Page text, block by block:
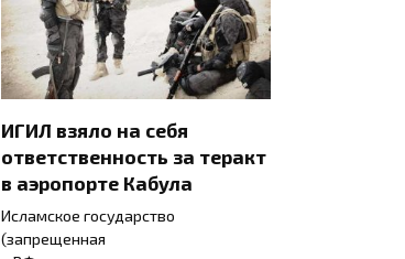
ИГИЛ взяло на себя
ответственность за теракт
в аэропорте Кабула
Исламское государство
(запрещенная